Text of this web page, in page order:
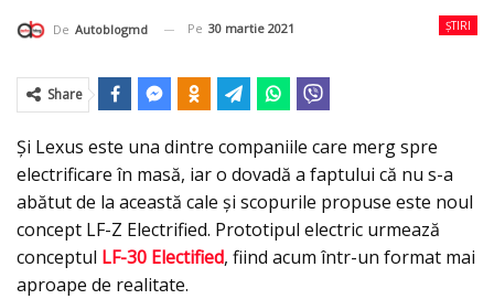
ȘTIRI
De Autoblogmd Pe 30 martie 2021
Share
Şi Lexus este una dintre companiile care merg spre
electrificare în masă, iar o dovadă a faptului că nu s-a
abătut de la această cale şi scopurile propuse este noul
concept LF-Z Electrified. Prototipul electric urmează
conceptul LF-30 Electified, fiind acum într-un format mai
aproape de realitate.